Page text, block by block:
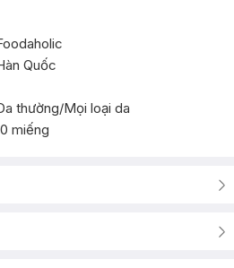
Quốc
thường/Mọi loại da
miếng